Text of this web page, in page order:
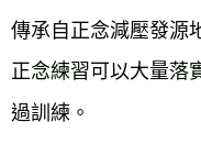
傳承自正念減壓發源
正念練習可以大量落
過訓練。